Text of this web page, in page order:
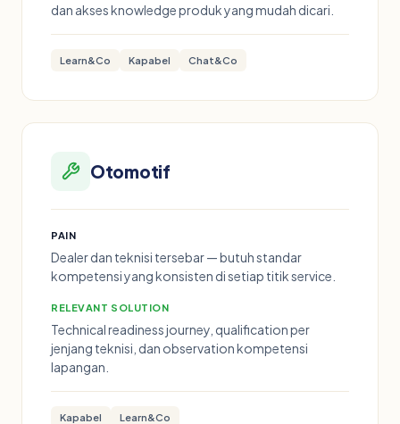
dan akses knowledge produk yang mudah dicari.
Learn&Co Kapabel Chat&Co
Otomotif
PAIN
Dealer dan teknisi tersebar — butuh standar
kompetensi yang konsisten di setiap titik service.
RELEVANT SOLUTION
Technical readiness journey, qualification per
jenjang teknisi, dan observation kompetensi
lapangan.
Kapabel Learn&Co